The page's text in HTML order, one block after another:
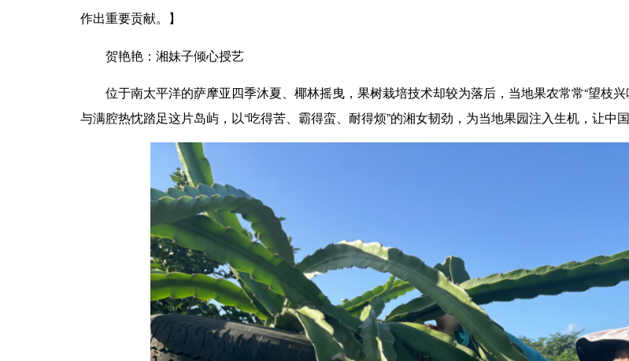
作出重要贡献。】
贺艳艳：湘妹子倾心授艺
位于南太平洋的萨摩亚四季沐夏、椰林摇曳，果树栽培技术却较为落后，当地果农常常“望枝
与满腔热忱踏足这片岛屿，以“吃得苦、霸得蛮、耐得烦”的湘女韧劲，为当地果园注入生机，让中国